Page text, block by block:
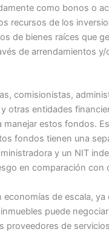
como bonos o
recursos de los
de bienes raíces que
de arrendamientos
comisionistas,
otras entidades
manejar estos fondos.
fondos tienen una
y un NIT
en comparación
economías de escala, ya
puede
proveedores de